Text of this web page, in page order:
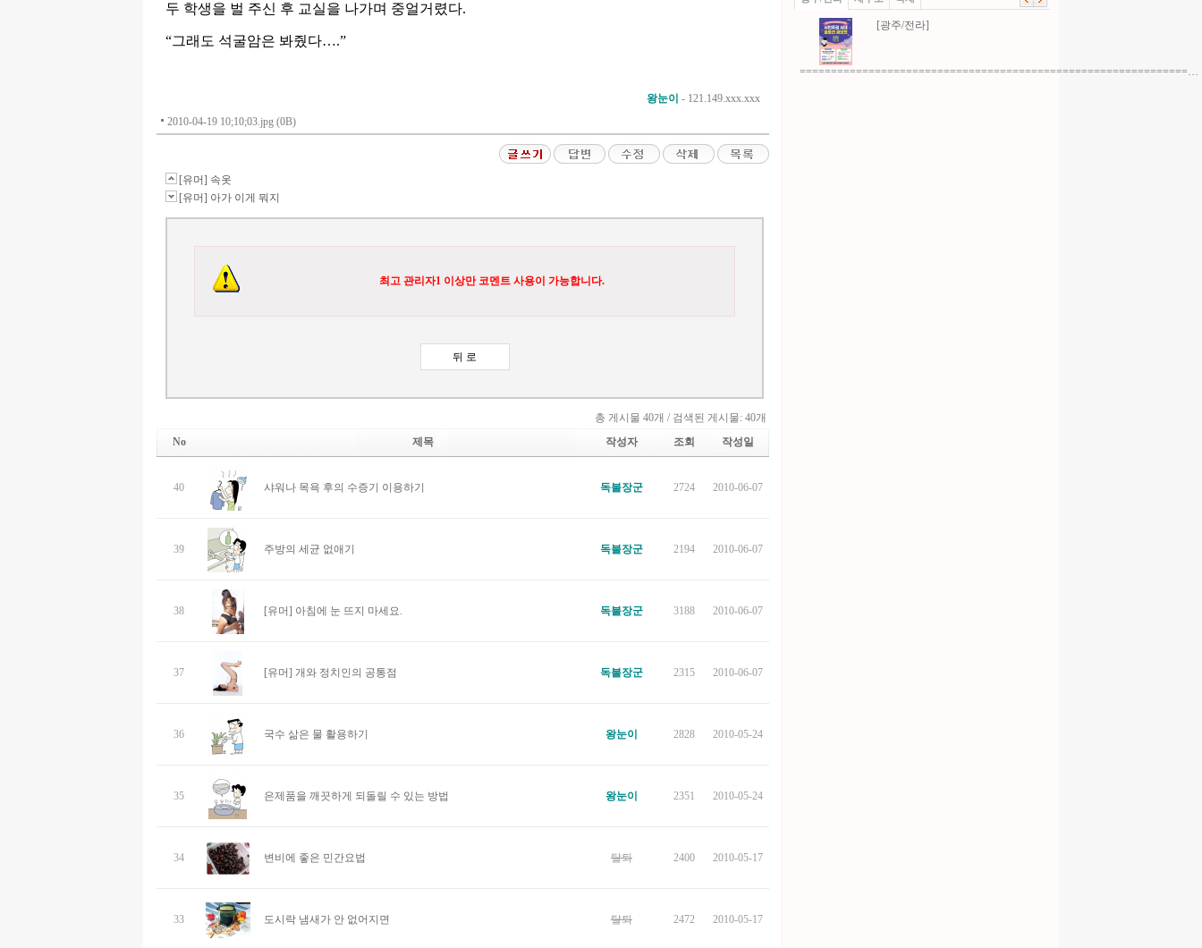
두 학생을 벌 주신 후 교실을 나가며 중얼거렸다.
“그래도 석굴암은 봐줬다….”
왕눈이 - 121.149.xxx.xxx
2010-04-19 10;10;03.jpg (0B)
[유머] 속옷
[유머] 아가 이게 뭐지
최고 관리자1 이상만 코멘트 사용이 가능합니다.
총 게시물 40개 / 검색된 게시물: 40개
No
제목 작성자 조회 작성일
40 샤워나 목욕 후의 수증기 이용하기 독불장군 2724 2010-06-07
39 주방의 세균 없애기 독불장군 2194 2010-06-07
38 [유머] 아침에 눈 뜨지 마세요. 독불장군 3188 2010-06-07
37 [유머] 개와 정치인의 공통점 독불장군 2315 2010-06-07
36 국수 삶은 물 활용하기 왕눈이 2828 2010-05-24
35 은제품을 깨끗하게 되돌릴 수 있는 방법 왕눈이 2351 2010-05-24
34 변비에 좋은 민간요법 탈퇴 2400 2010-05-17
33 도시락 냄새가 안 없어지면 탈퇴 2472 2010-05-17
[광주/전라]
==============================================================…